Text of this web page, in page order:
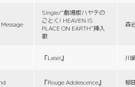
Single/“劇場版ハヤテの
ごとく! HEAVEN IS
PLACE ON EARTH”挿入
歌
森
『Lasei』 川
『Rouge Adolescence』 柳